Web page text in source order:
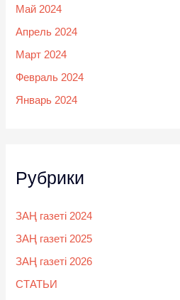
Май 2024
Апрель 2024
Март 2024
Февраль 2024
Январь 2024
Рубрики
ЗАҢ газеті 2024
ЗАҢ газеті 2025
ЗАҢ газеті 2026
СТАТЬИ